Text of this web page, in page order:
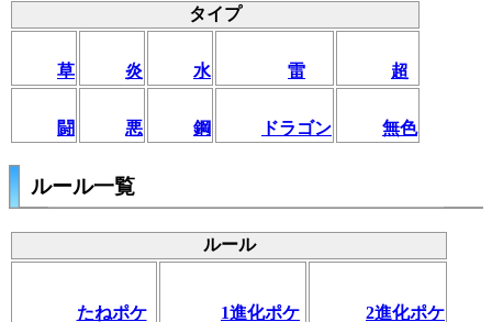
タイプ
草 炎 水 雷 超
闘 悪 鋼 ドラゴン 無色
ルール一覧
ルール
たねポケ 1進化ポケ 2進化ポケ